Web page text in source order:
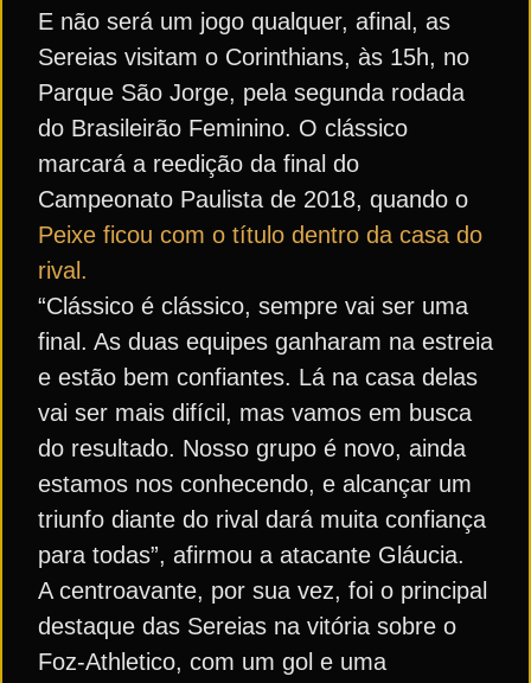
E não será um jogo qualquer, afinal, as
Sereias visitam o Corinthians, às 15h, no
Parque São Jorge, pela segunda rodada
do Brasileirão Feminino. O clássico
marcará a reedição da final do
Campeonato Paulista de 2018, quando o
Peixe ficou com o título dentro da casa do
rival.
“Clássico é clássico, sempre vai ser uma
final. As duas equipes ganharam na estreia
e estão bem confiantes. Lá na casa delas
vai ser mais difícil, mas vamos em busca
do resultado. Nosso grupo é novo, ainda
estamos nos conhecendo, e alcançar um
triunfo diante do rival dará muita confiança
para todas”, afirmou a atacante Gláucia.
A centroavante, por sua vez, foi o principal
destaque das Sereias na vitória sobre o
Foz-Athletico, com um gol e uma